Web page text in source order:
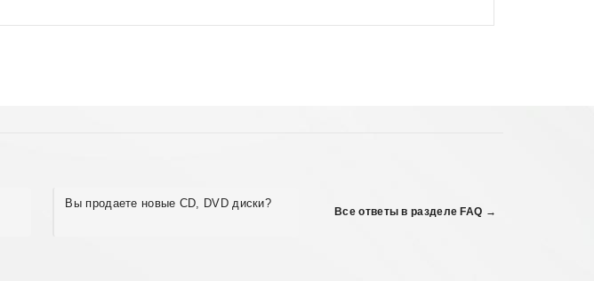
Вы продаете новые CD, DVD диски?
Все ответы в разделе FAQ →